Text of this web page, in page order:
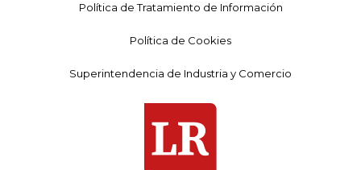
Política de Tratamiento de Información
Política de Cookies
Superintendencia de Industria y Comercio